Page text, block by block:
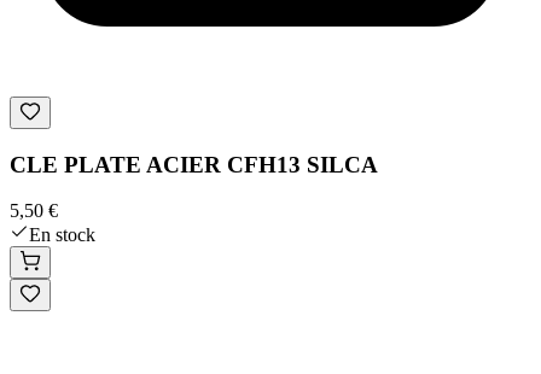
CLE PLATE ACIER CFH13 SILCA
5,50 €
En stock